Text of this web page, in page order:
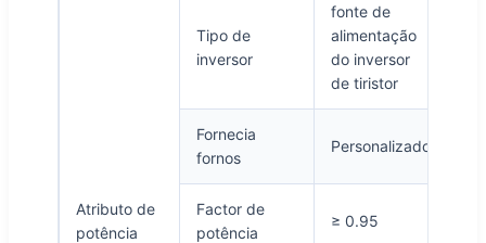
Atributo de
potência
Tipo de
inversor
fonte de
alimentação
do inversor
de tiristor
Fornecia
fornos
Personalizado
Factor de
potência
≥ 0.95